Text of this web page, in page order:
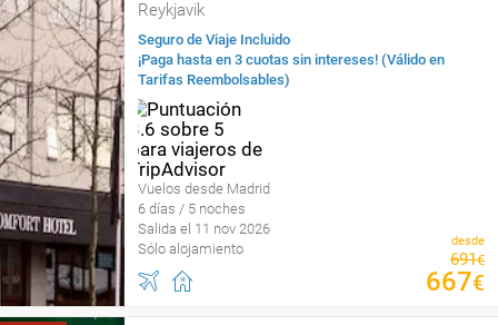
Reykjavik
Seguro de Viaje Incluido
¡Paga hasta en 3 cuotas sin intereses! (Válido en
Tarifas Reembolsables)
Vuelos desde Madrid
6 días / 5 noches
Salida el 11 nov 2026
Sólo alojamiento
desde
691€
667€